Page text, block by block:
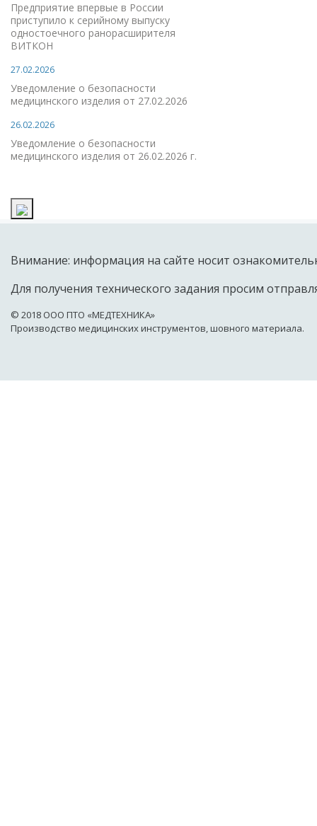
Предприятие впервые в России
приступило к серийному выпуску
одностоечного ранорасширителя
ВИТКОН
27.02.2026
Уведомление о безопасности
медицинского изделия от 27.02.2026
26.02.2026
Уведомление о безопасности
медицинского изделия от 26.02.2026 г.
Внимание: информация на сайте носит
Для получения технического задания просим
© 2018 OOO ПТО «МЕДТЕХНИКА»
Производство медицинских инструментов, шовного материала.